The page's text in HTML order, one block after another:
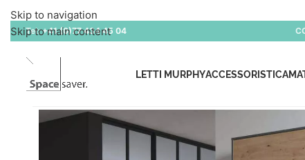
Skip to navigation
Skip to main content
Tel:+41 (0)77 434 45 04
LETTI MURPHYACCESSORISTICA